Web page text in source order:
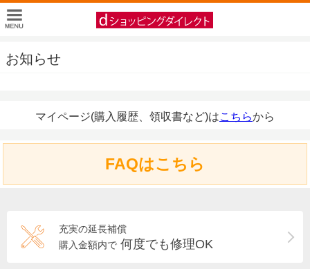
お知らせ
マイページ(購入履歴、領収書など)はこちらから
FAQはこちら
充実の延長補償
購入金額内で 何度でも修理OK